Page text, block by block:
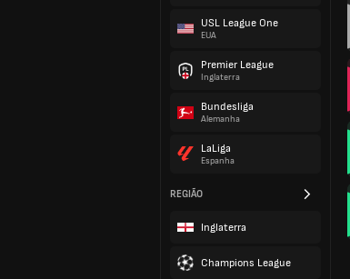
USL League One
EUA
Premier League
Inglaterra
Bundesliga
Alemanha
LaLiga
Espanha
REGIÃO
Inglaterra
Champions League